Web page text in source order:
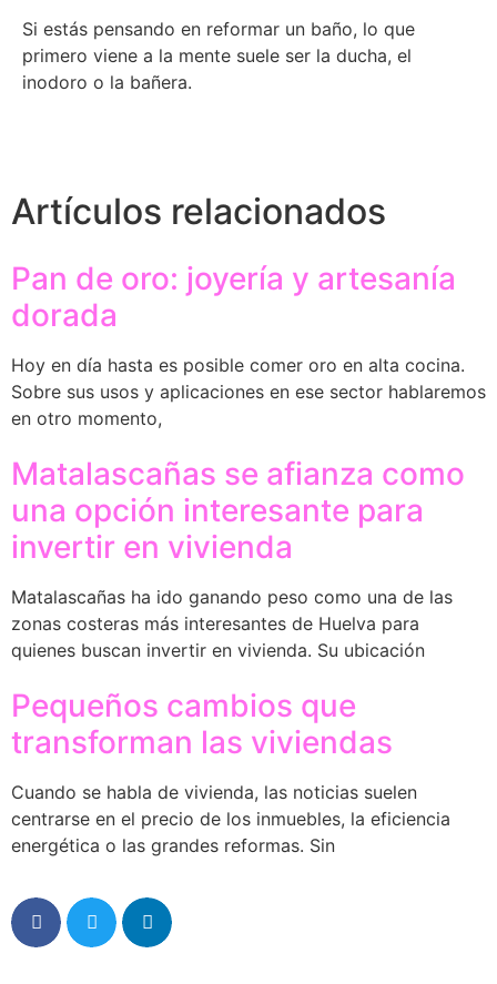
Si estás pensando en reformar un baño, lo que
primero viene a la mente suele ser la ducha, el
inodoro o la bañera.
Artículos relacionados
Pan de oro: joyería y artesanía
dorada
Hoy en día hasta es posible comer oro en alta cocina.
Sobre sus usos y aplicaciones en ese sector hablaremos
en otro momento,
Matalascañas se afianza como
una opción interesante para
invertir en vivienda
Matalascañas ha ido ganando peso como una de las
zonas costeras más interesantes de Huelva para
quienes buscan invertir en vivienda. Su ubicación
Pequeños cambios que
transforman las viviendas
Cuando se habla de vivienda, las noticias suelen
centrarse en el precio de los inmuebles, la eficiencia
energética o las grandes reformas. Sin